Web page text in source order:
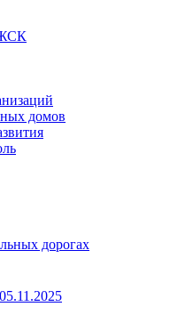
домов
дорогах